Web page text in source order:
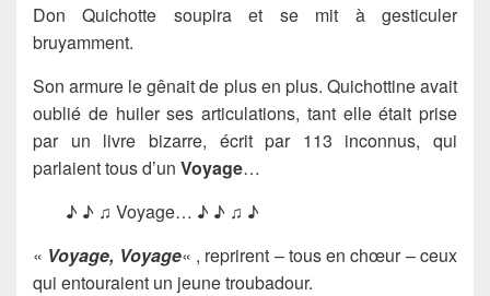
Don Quichotte soupira et se mit à gesticuler
bruyamment.
Son armure le gênait de plus en plus. Quichottine avait
oublié de huiler ses articulations, tant elle était prise
par un livre bizarre, écrit par 113 inconnus, qui
parlaient tous d’un Voyage…
♪ ♪ ♫ Voyage… ♪ ♪ ♫ ♪
« Voyage, Voyage« , reprirent – tous en chœur – ceux
qui entouraient un jeune troubadour.